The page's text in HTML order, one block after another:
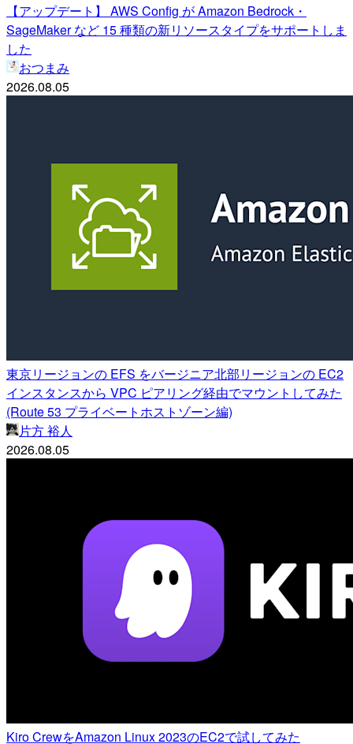
【アップデート】 AWS Config が Amazon Bedrock・
SageMaker など 15 種類の新リソースタイプをサポートしま
した
おつまみ
2026.08.05
東京リージョンの EFS をバージニア北部リージョンの EC2
インスタンスから VPC ピアリング経由でマウントしてみた
(Route 53 プライベートホストゾーン編)
片方 裕人
2026.08.05
Kiro CrewをAmazon Linux 2023のEC2で試してみた